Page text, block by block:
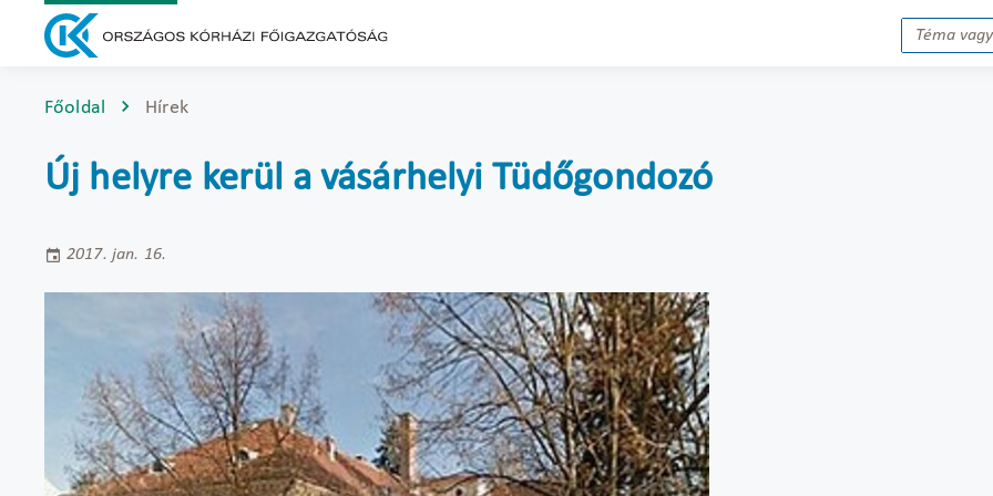
Főoldal Hírek
Új helyre kerül a vásárhelyi Tüdőgondozó
2017. jan. 16.